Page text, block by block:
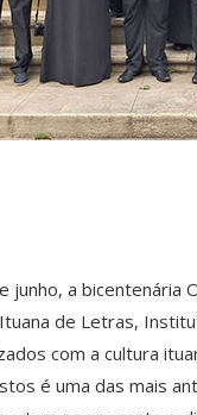
junho, a bicentenária
de Letras,
com a cultura
é uma das mais